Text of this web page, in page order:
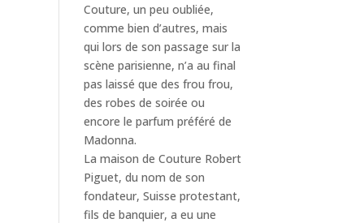
Couture, un peu oubliée,
comme bien d’autres, mais
qui lors de son passage sur la
scène parisienne, n’a au final
pas laissé que des frou frou,
des robes de soirée ou
encore le parfum préféré de
Madonna.
La maison de Couture Robert
Piguet, du nom de son
fondateur, Suisse protestant,
fils de banquier, a eu une